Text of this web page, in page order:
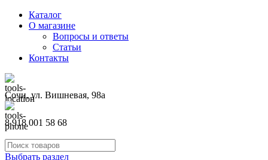
Каталог
О магазине
Вопросы и ответы
Статьи
Контакты
Сочи, ул. Вишневая, 98а
8 918 001 58 68
Выбрать раздел